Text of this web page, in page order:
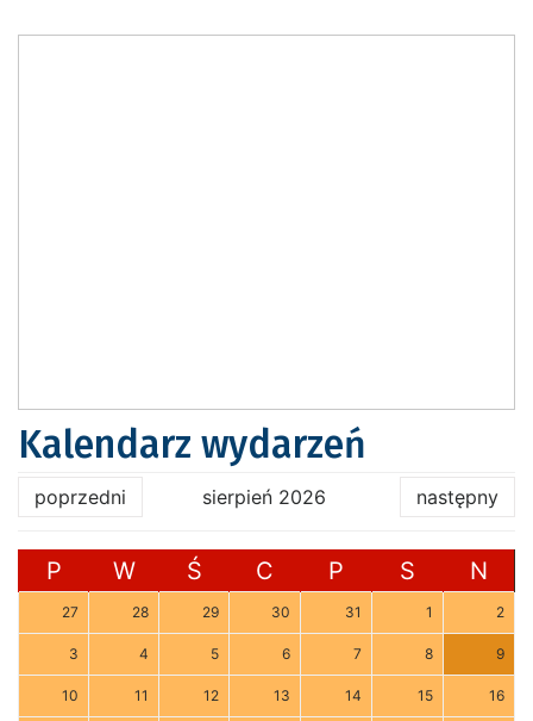
Kalendarz wydarzeń
poprzedni sierpień 2026 następny
P W Ś C P S N
27 28 29 30 31 1 2
3 4 5 6 7 8 9
10 11 12 13 14 15 16